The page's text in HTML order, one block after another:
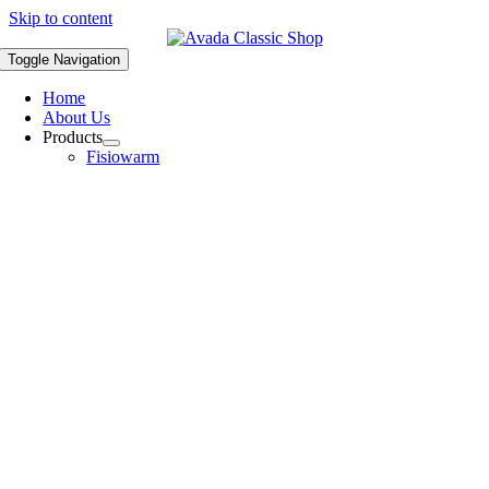
Skip to content
Toggle Navigation
Home
About Us
Products
Fisiowarm